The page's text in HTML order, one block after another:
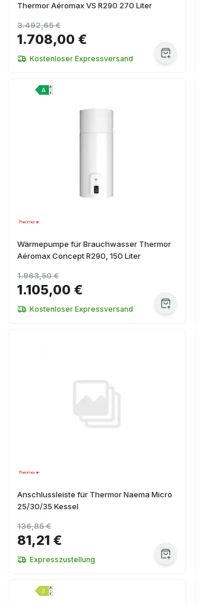
Thermor Aéromax VS R290 270 Liter
1.708,00 €
3.492,65 €
Kostenloser Expressversand
Wärmepumpe für Brauchwasser Thermor
Aéromax Concept R290, 150 Liter
1.105,00 €
1.963,50 €
Kostenloser Expressversand
Anschlussleiste für Thermor Naema Micro
25/30/35 Kessel
81,21 €
136,85 €
Expresszustellung